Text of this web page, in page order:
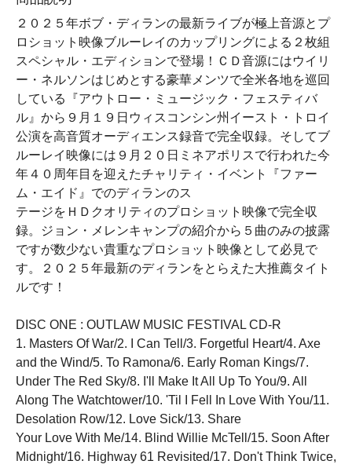
２０２５年ボブ・ディランの最新ライブが極上音源とプ
ロショット映像ブルーレイのカップリングによる２枚組
スペシャル・エディションで登場！ＣＤ音源にはウイリ
ー・ネルソンはじめとする豪華メンツで全米各地を巡回
している『アウトロー・ミュージック・フェスティバ
ル』から９月１９日ウィスコンシン州イースト・トロイ
公演を高音質オーディエンス録音で完全収録。そしてブ
ルーレイ映像には９月２０日ミネアポリスで行われた今
年４０周年目を迎えたチャリティ・イベント『ファー
ム・エイド』でのディランのス
テージをＨＤクオリティのプロショット映像で完全収
録。ジョン・メレンキャンプの紹介から５曲のみの披露
ですが数少ない貴重なプロショット映像として必見で
す。２０２５年最新のディランをとらえた大推薦タイト
ルです！
DISC ONE : OUTLAW MUSIC FESTIVAL CD-R
1. Masters Of War/2. I Can Tell/3. Forgetful Heart/4. Axe
and the Wind/5. To Ramona/6. Early Roman Kings/7.
Under The Red Sky/8. I'll Make It All Up To You/9. All
Along The Watchtower/10. 'Til I Fell In Love With You/11.
Desolation Row/12. Love Sick/13. Share
Your Love With Me/14. Blind Willie McTell/15. Soon After
Midnight/16. Highway 61 Revisited/17. Don't Think Twice,